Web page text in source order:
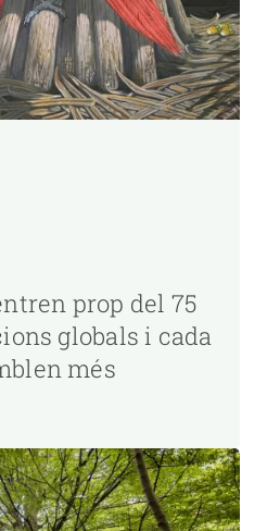
prop del 75
globals i cada
més